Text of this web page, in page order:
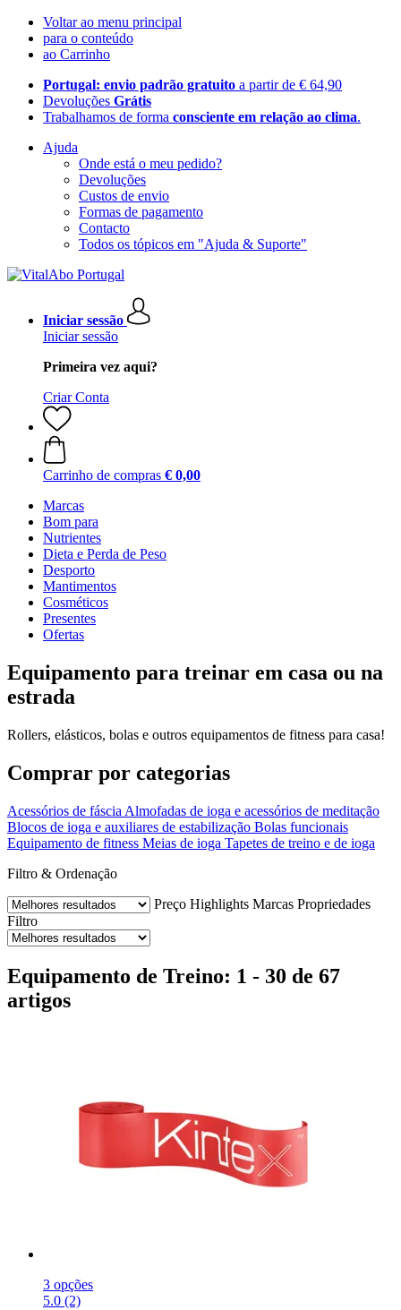
Voltar ao menu principal
para o conteúdo
ao Carrinho
Portugal: envio padrão gratuito a partir de € 64,90
Devoluções Grátis
Trabalhamos de forma consciente em relação ao clima.
Ajuda
Onde está o meu pedido?
Devoluções
Custos de envio
Formas de pagamento
Contacto
Todos os tópicos em "Ajuda & Suporte"
Iniciar sessão
Iniciar sessão
Primeira vez aqui?
Criar Conta
Carrinho de compras € 0,00
Marcas
Bom para
Nutrientes
Dieta e Perda de Peso
Desporto
Mantimentos
Cosméticos
Presentes
Ofertas
Equipamento para treinar em casa ou na
estrada
Rollers, elásticos, bolas e outros equipamentos de fitness para casa!
Comprar por categorias
Acessórios de fáscia Almofadas de ioga e acessórios de meditação
Blocos de ioga e auxiliares de estabilização Bolas funcionais
Equipamento de fitness Meias de ioga Tapetes de treino e de ioga
Filtro & Ordenação
Preço Highlights Marcas Propriedades
Filtro
Equipamento de Treino: 1 - 30 de 67
artigos
3 opções
5.0 (2)